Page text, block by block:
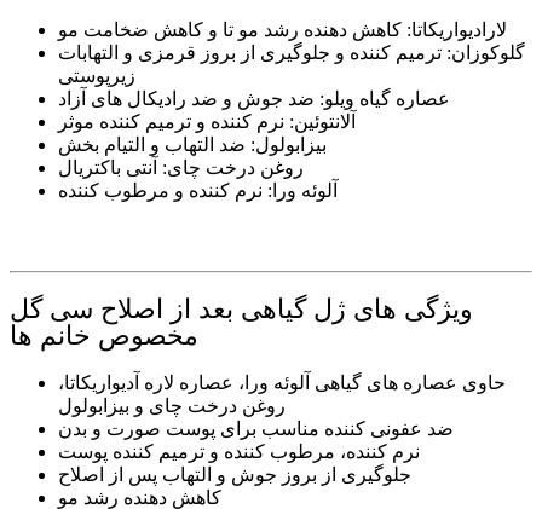
لارادیواریکاتا: کاهش دهنده رشد مو تا و کاهش ضخامت مو
گلوکوزان: ترمیم کننده و جلوگیری از بروز قرمزی و التهابات
زیرپوستی
عصاره گیاه ویلو: ضد جوش و ضد رادیکال های آزاد
آلانتوئین: نرم کننده و ترمیم کننده موثر
بیزابولول: ضد التهاب و التیام بخش
روغن درخت چای: آنتی باکتریال
آلوئه ورا: نرم کننده و مرطوب کننده
ویژگی های ژل گیاهی بعد از اصلاح سی گل
مخصوص خانم ها
حاوی عصاره های گیاهی آلوئه ورا، عصاره لاره آدیواریکاتا،
روغن درخت چای و بیزابولول
ضد عفونی کننده مناسب برای پوست صورت و بدن
نرم کننده، مرطوب کننده و ترمیم کننده پوست
جلوگیری از بروز جوش و التهاب پس از اصلاح
کاهش دهنده رشد مو